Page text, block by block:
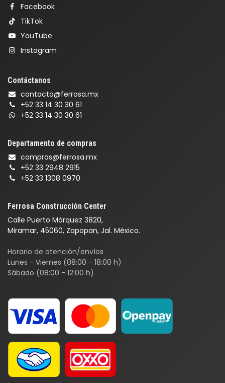
Ferrosa Construcción Center
Calle Puerto Márquez 3820,
Miramar, 45060, Zapopan, Jal. México.
Horario de atención/envíos
Lunes - Viernes (08:00 - 18:00 h)
Sábado (08:00 - 12:00 h)
Facebook
TikTok
YouTube
Instagram
Contáctanos
contacto@ferrosa.mx
+52 33 14 30 30 61
+52 33 14 30 30 61
Departamento de compras
compras@ferrosa.mx
+52 33 2948 2915
+52 33 1308 0970